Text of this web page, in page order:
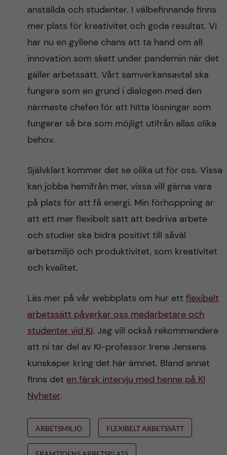
anställda och studenter. I välbefinnande finns
mer plats för kreativitet och goda resultat. Vi
har nu en gyllene chans att ta hand om all
innovation som skett under pandemin när det
gäller arbetssätt. Vårt samverkansavtal ska
fungera som en grund i dialogen med den
närmaste chefen för att hitta lösningar som
fungerar så bra som möjligt utifrån allas olika
behov.
Självklart kommer det se olika ut för oss. Vissa
kan jobba hemifrån mer, vissa vill gärna vara
på plats för att få energi. Min förhoppning är
att ett mer flexibelt sätt att bedriva arbete
och studier ska bidra positivt till såväl
arbetsmiljö och produktivitet, som kreativitet
och kvalitet.
Läs mer på vår webbplats om hur ett flexibelt
arbetssätt påverkar oss medarbetare och
studenter vid KI. Jag vill också rekommendera
att ni tar del av KI-professor Irene Jensens
kunskaper kring det här ämnet. Bland annat
finns det en färsk intervju med henne på KI
Nyheter.
ARBETSMILJÖ FLEXIBELT ARBETSSÄTT